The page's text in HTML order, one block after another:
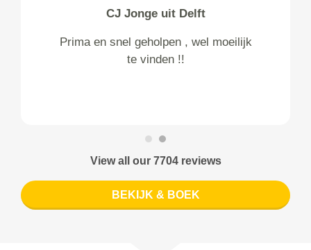
CJ Jonge uit Delft
Prima en snel geholpen , wel moeilijk
te vinden !!
View all our 7704 reviews
BEKIJK & BOEK